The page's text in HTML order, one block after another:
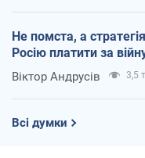
Не помста, а
Росію платити за
Віктор Андрусів 3,5
Всі думки